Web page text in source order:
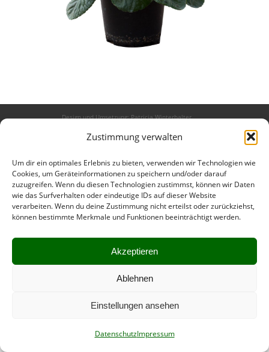
Zustimmung verwalten
Um dir ein optimales Erlebnis zu bieten, verwenden wir Technologien wie
Cookies, um Geräteinformationen zu speichern und/oder darauf
zuzugreifen. Wenn du diesen Technologien zustimmst, können wir Daten
wie das Surfverhalten oder eindeutige IDs auf dieser Website
verarbeiten. Wenn du deine Zustimmung nicht erteilst oder zurückziehst,
können bestimmte Merkmale und Funktionen beeinträchtigt werden.
Akzeptieren
Ablehnen
Einstellungen ansehen
DatenschutzImpressum
Design und Umsetzung: Patricia Winterhalter